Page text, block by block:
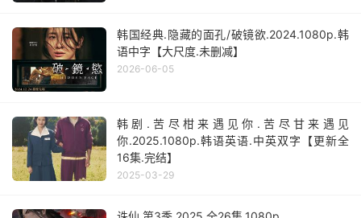
韩国经典.隐藏的面孔/破镜欲.2024.1080p.韩
语中字【大尺度.未删减】
2026-06-05
韩剧.苦尽柑来遇见你.苦尽甘来遇见
你.2025.1080p.韩语英语.中英双字【更新全
16集.完结】
2025-03-29